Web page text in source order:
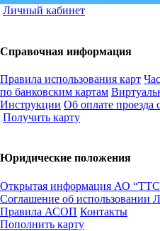
Личный кабинет
Справочная информация
Правила использования карт
по банковским картам
Инструкции Об оплате проезда
Получить карту
Юридические положения
Открытая информация АО
Соглашение об использовании
Правила АСОП Контакты
Пополнить карту